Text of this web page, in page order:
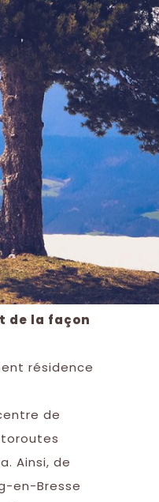
de la façon
résidence
de
Ainsi, de
en-Bresse